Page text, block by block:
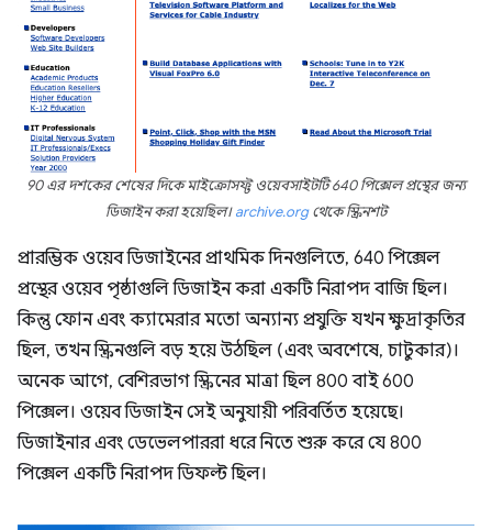
90 এর দশকের শেষের দিকে মাইক্রোসফ্ট ওয়েবসাইটটি 640 পিক্সেল প্রস্থের জন্য
ডিজাইন করা হয়েছিল।archive.orgথেকে স্ক্রিনশট
প্রারম্ভিক ওয়েব ডিজাইনের প্রাথমিক দিনগুলিতে, 640 পিক্সেল
প্রস্থের ওয়েব পৃষ্ঠাগুলি ডিজাইন করা একটি নিরাপদ বাজি ছিল।
কিন্তু ফোন এবং ক্যামেরার মতো অন্যান্য প্রযুক্তি যখন ক্ষুদ্রাকৃতির
ছিল, তখন স্ক্রিনগুলি বড় হয়ে উঠছিল (এবং অবশেষে, চাটুকার)।
অনেক আগে, বেশিরভাগ স্ক্রিনের মাত্রা ছিল 800 বাই 600
পিক্সেল। ওয়েব ডিজাইন সেই অনুযায়ী পরিবর্তিত হয়েছে।
ডিজাইনার এবং ডেভেলপাররা ধরে নিতে শুরু করে যে 800
পিক্সেল একটি নিরাপদ ডিফল্ট ছিল।